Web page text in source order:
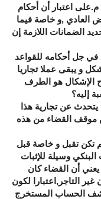
من ق ل ع م.على اعتبار أن أحكام
العادي ,و خاصة فيما
الضمانات اللازمة إن
جل أحكامه للقواعد
و يبقى عملا تجاريا
الإشكال هو الطرف
إليه؟
عن تجارية هذا
موقف القضاء من هذه
تكن تقبل و خاصة قبل
وسيلة للإثبات
يعني أن القضاء كان
التاجر,اعتبارا لكون
كشف الحساب المستخرج